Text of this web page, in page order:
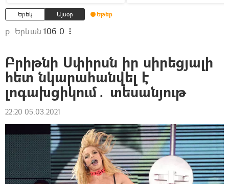
Երեկ Այսօր Եթեր
ք. Երևան 106.0
Բրիթնի Սփիրսն իր սիրեցյալի
հետ նկարահանվել է
լոգախցիկում․ տեսանյութ
22:20 05.03.2021